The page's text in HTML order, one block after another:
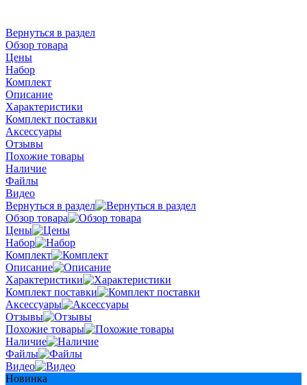
Вернуться в раздел
Обзор товара
Цены
Набор
Комплект
Описание
Характеристики
Комплект поставки
Аксессуары
Отзывы
Похожие товары
Наличие
Файлы
Видео
Вернуться в раздел
Обзор товара
Цены
Набор
Комплект
Описание
Характеристики
Комплект поставки
Аксессуары
Отзывы
Похожие товары
Наличие
Файлы
Видео
Новинка